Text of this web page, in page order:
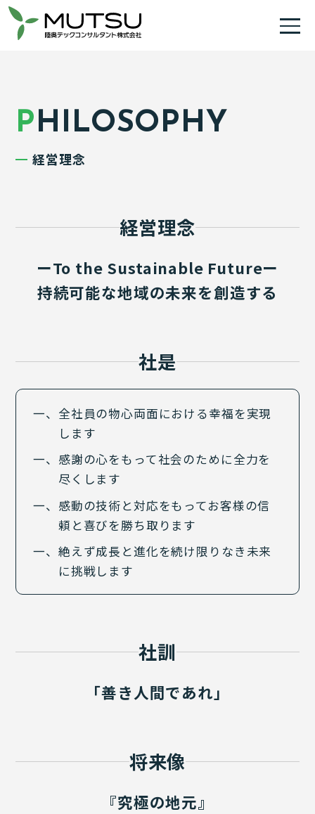
PHILOSOPHY
経営理念
経営理念
ーTo the Sustainable Futureー
持続可能な地域の未来を創造する
社是
全社員の物心両面における幸福を実現
します
感謝の心をもって社会のために全力を
尽くします
感動の技術と対応をもってお客様の信
頼と喜びを勝ち取ります
絶えず成長と進化を続け限りなき未来
に挑戦します
社訓
「善き人間であれ」
将来像
『究極の地元』